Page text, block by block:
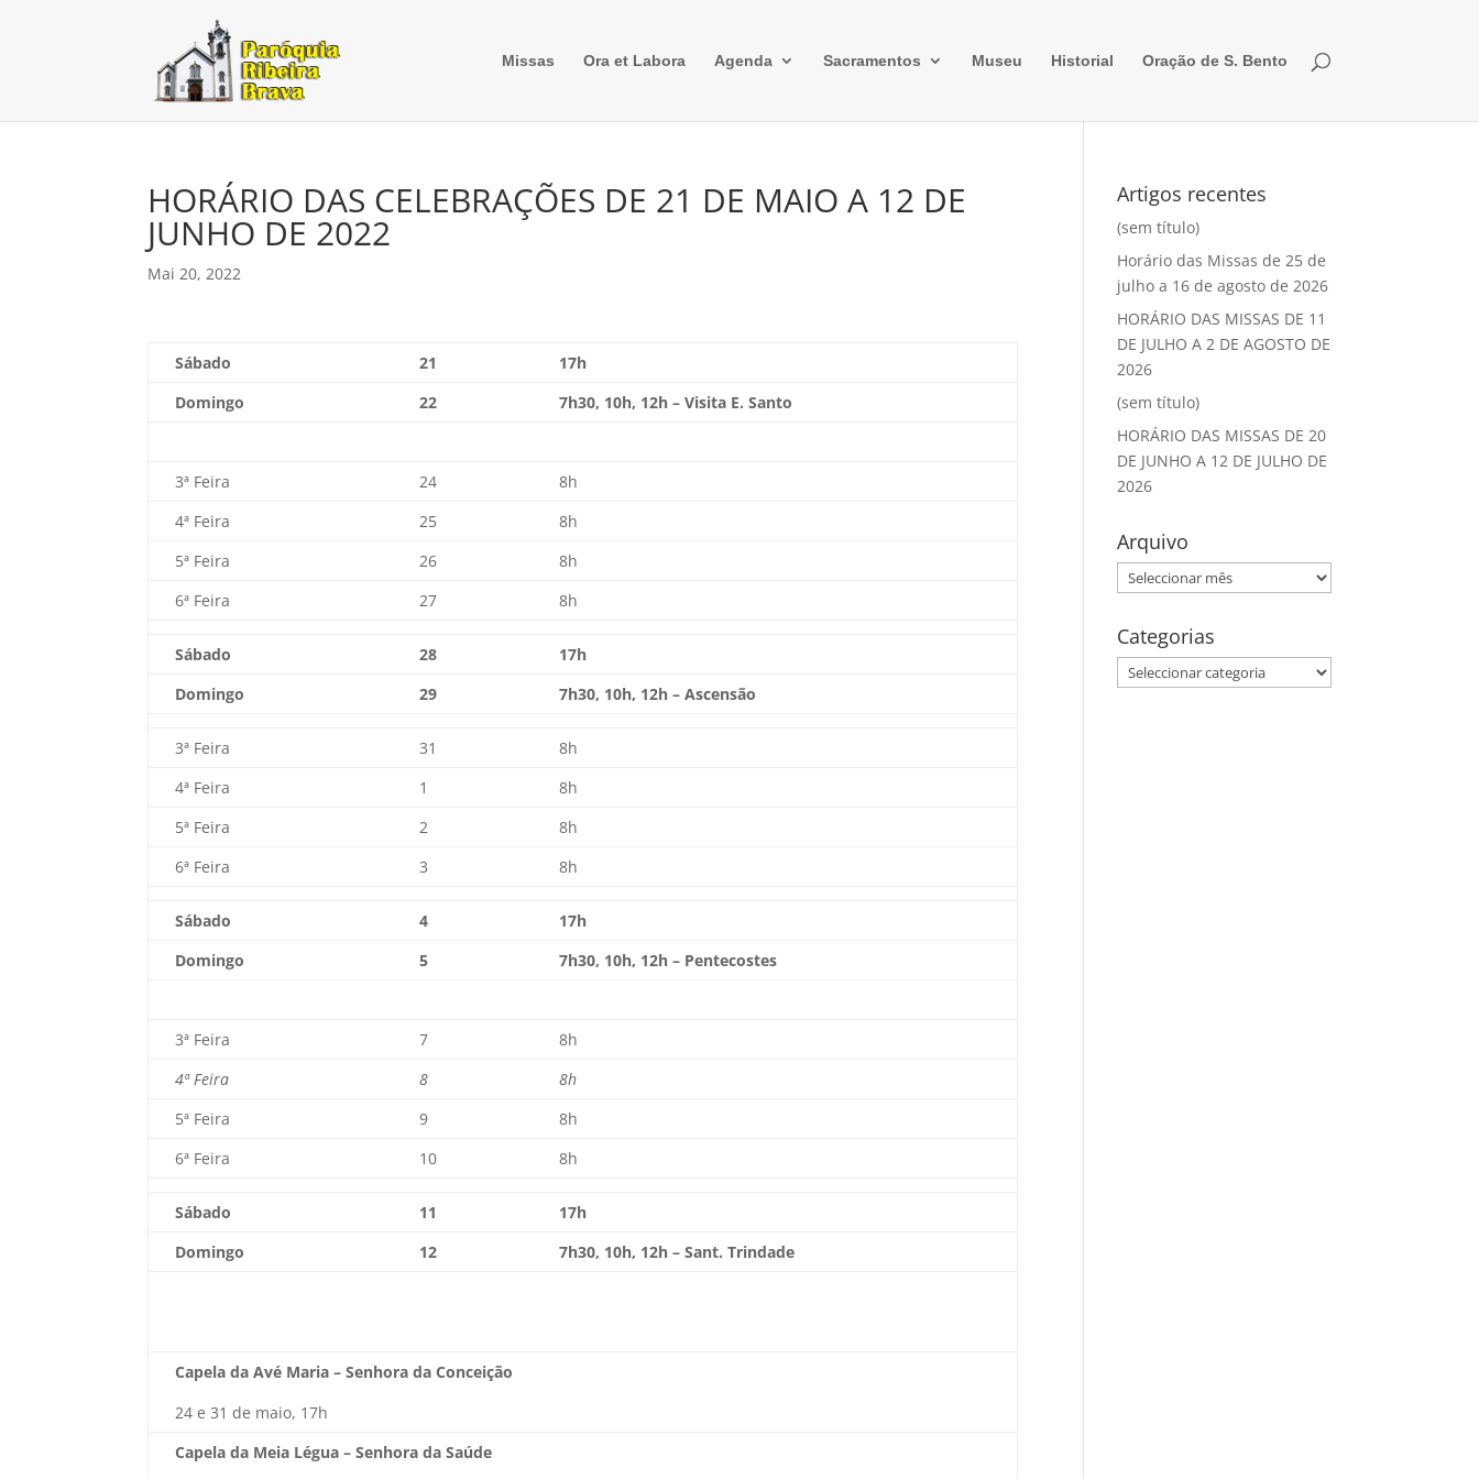
Missas Ora et Labora Agenda Sacramentos Museu Historial Oração de S. Bento
HORÁRIO DAS CELEBRAÇÕES DE 21 DE MAIO A 12 DE
JUNHO DE 2022
Mai 20, 2022
Sábado 21
17h
Domingo
22 7h30, 10h, 12h – Visita E. Santo
3ª Feira 24
8h
4ª Feira
25
8h
5ª Feira
26
8h
6ª Feira
27 8h
Sábado 28
17h
Domingo
29 7h30, 10h, 12h – Ascensão
3ª Feira 31
8h
4ª Feira
1
8h
5ª Feira
2
8h
6ª Feira
3 8h
Sábado 4
17h
Domingo
5 7h30, 10h, 12h – Pentecostes
3ª Feira 7
8h
4ª Feira
8
8h
5ª Feira
9
8h
6ª Feira
10 8h
Sábado 11
17h
Domingo
12 7h30, 10h, 12h – Sant. Trindade
Capela da Avé Maria – Senhora da Conceição
24 e 31 de maio, 17h
Capela da Meia Légua – Senhora da Saúde
Artigos recentes
(sem título)
Horário das Missas de 25 de
julho a 16 de agosto de 2026
HORÁRIO DAS MISSAS DE 11
DE JULHO A 2 DE AGOSTO DE
2026
(sem título)
HORÁRIO DAS MISSAS DE 20
DE JUNHO A 12 DE JULHO DE
2026
Arquivo
Arquivo
Categorias
Categorias